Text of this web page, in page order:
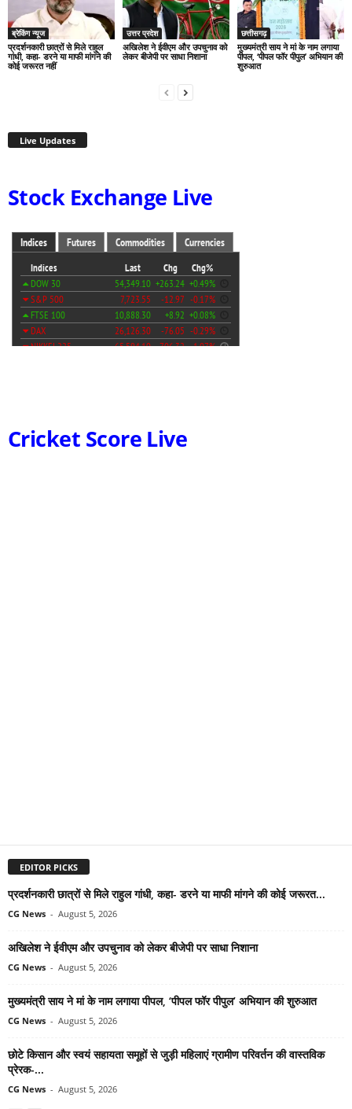
ब्रेकिंग न्यूज
प्रदर्शनकारी छात्रों से मिले राहुल
गांधी, कहा- डरने या माफी मांगने की
कोई जरूरत नहीं
उत्तर प्रदेश
अखिलेश ने ईवीएम और उपचुनाव को
लेकर बीजेपी पर साधा निशाना
छत्तीसगढ़
मुख्यमंत्री साय ने मां के नाम लगाया
पीपल, ‘पीपल फॉर पीपुल’ अभियान की
शुरुआत
Live Updates
Stock Exchange Live
Cricket Score Live
EDITOR PICKS
प्रदर्शनकारी छात्रों से मिले राहुल गांधी, कहा- डरने या माफी मांगने की कोई जरूरत...
CG News - August 5, 2026
अखिलेश ने ईवीएम और उपचुनाव को लेकर बीजेपी पर साधा निशाना
CG News - August 5, 2026
मुख्यमंत्री साय ने मां के नाम लगाया पीपल, ‘पीपल फॉर पीपुल’ अभियान की शुरुआत
CG News - August 5, 2026
छोटे किसान और स्वयं सहायता समूहों से जुड़ी महिलाएं ग्रामीण परिवर्तन की वास्तविक
प्रेरक-...
CG News - August 5, 2026